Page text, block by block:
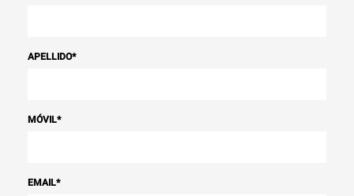
APELLIDO*
MÓVIL*
EMAIL*